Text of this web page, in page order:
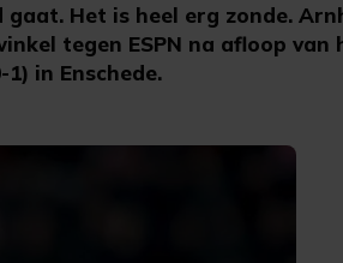
Het is heel erg zonde.
tegen ESPN na afloop van
in Enschede.